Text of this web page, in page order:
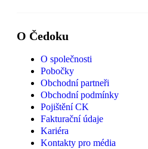
O Čedoku
O společnosti
Pobočky
Obchodní partneři
Obchodní podmínky
Pojištění CK
Fakturační údaje
Kariéra
Kontakty pro média